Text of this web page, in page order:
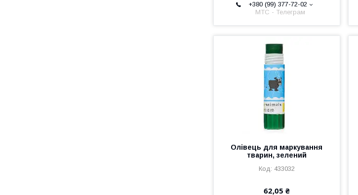
+380 (99) 377-72-02
МТС - Телеграм
Олівець для маркування
тварин, зелений
433032
62,05 ₴